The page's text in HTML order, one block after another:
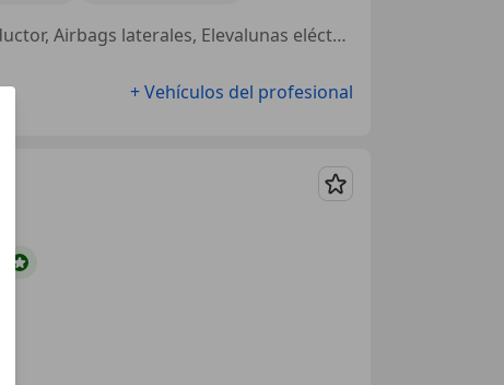
Cierre centralizado, Garantia, Volante multifunción, Airbag del conductor, Airbags laterales, Elevalunas eléctrico, Start/Stop automático, Dirección asistida
+ Vehículos del profesional
Guardar